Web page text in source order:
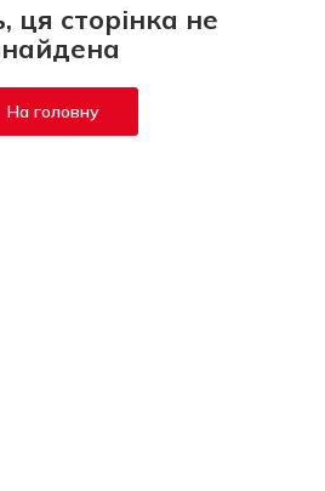
ця сторінка не
На головну